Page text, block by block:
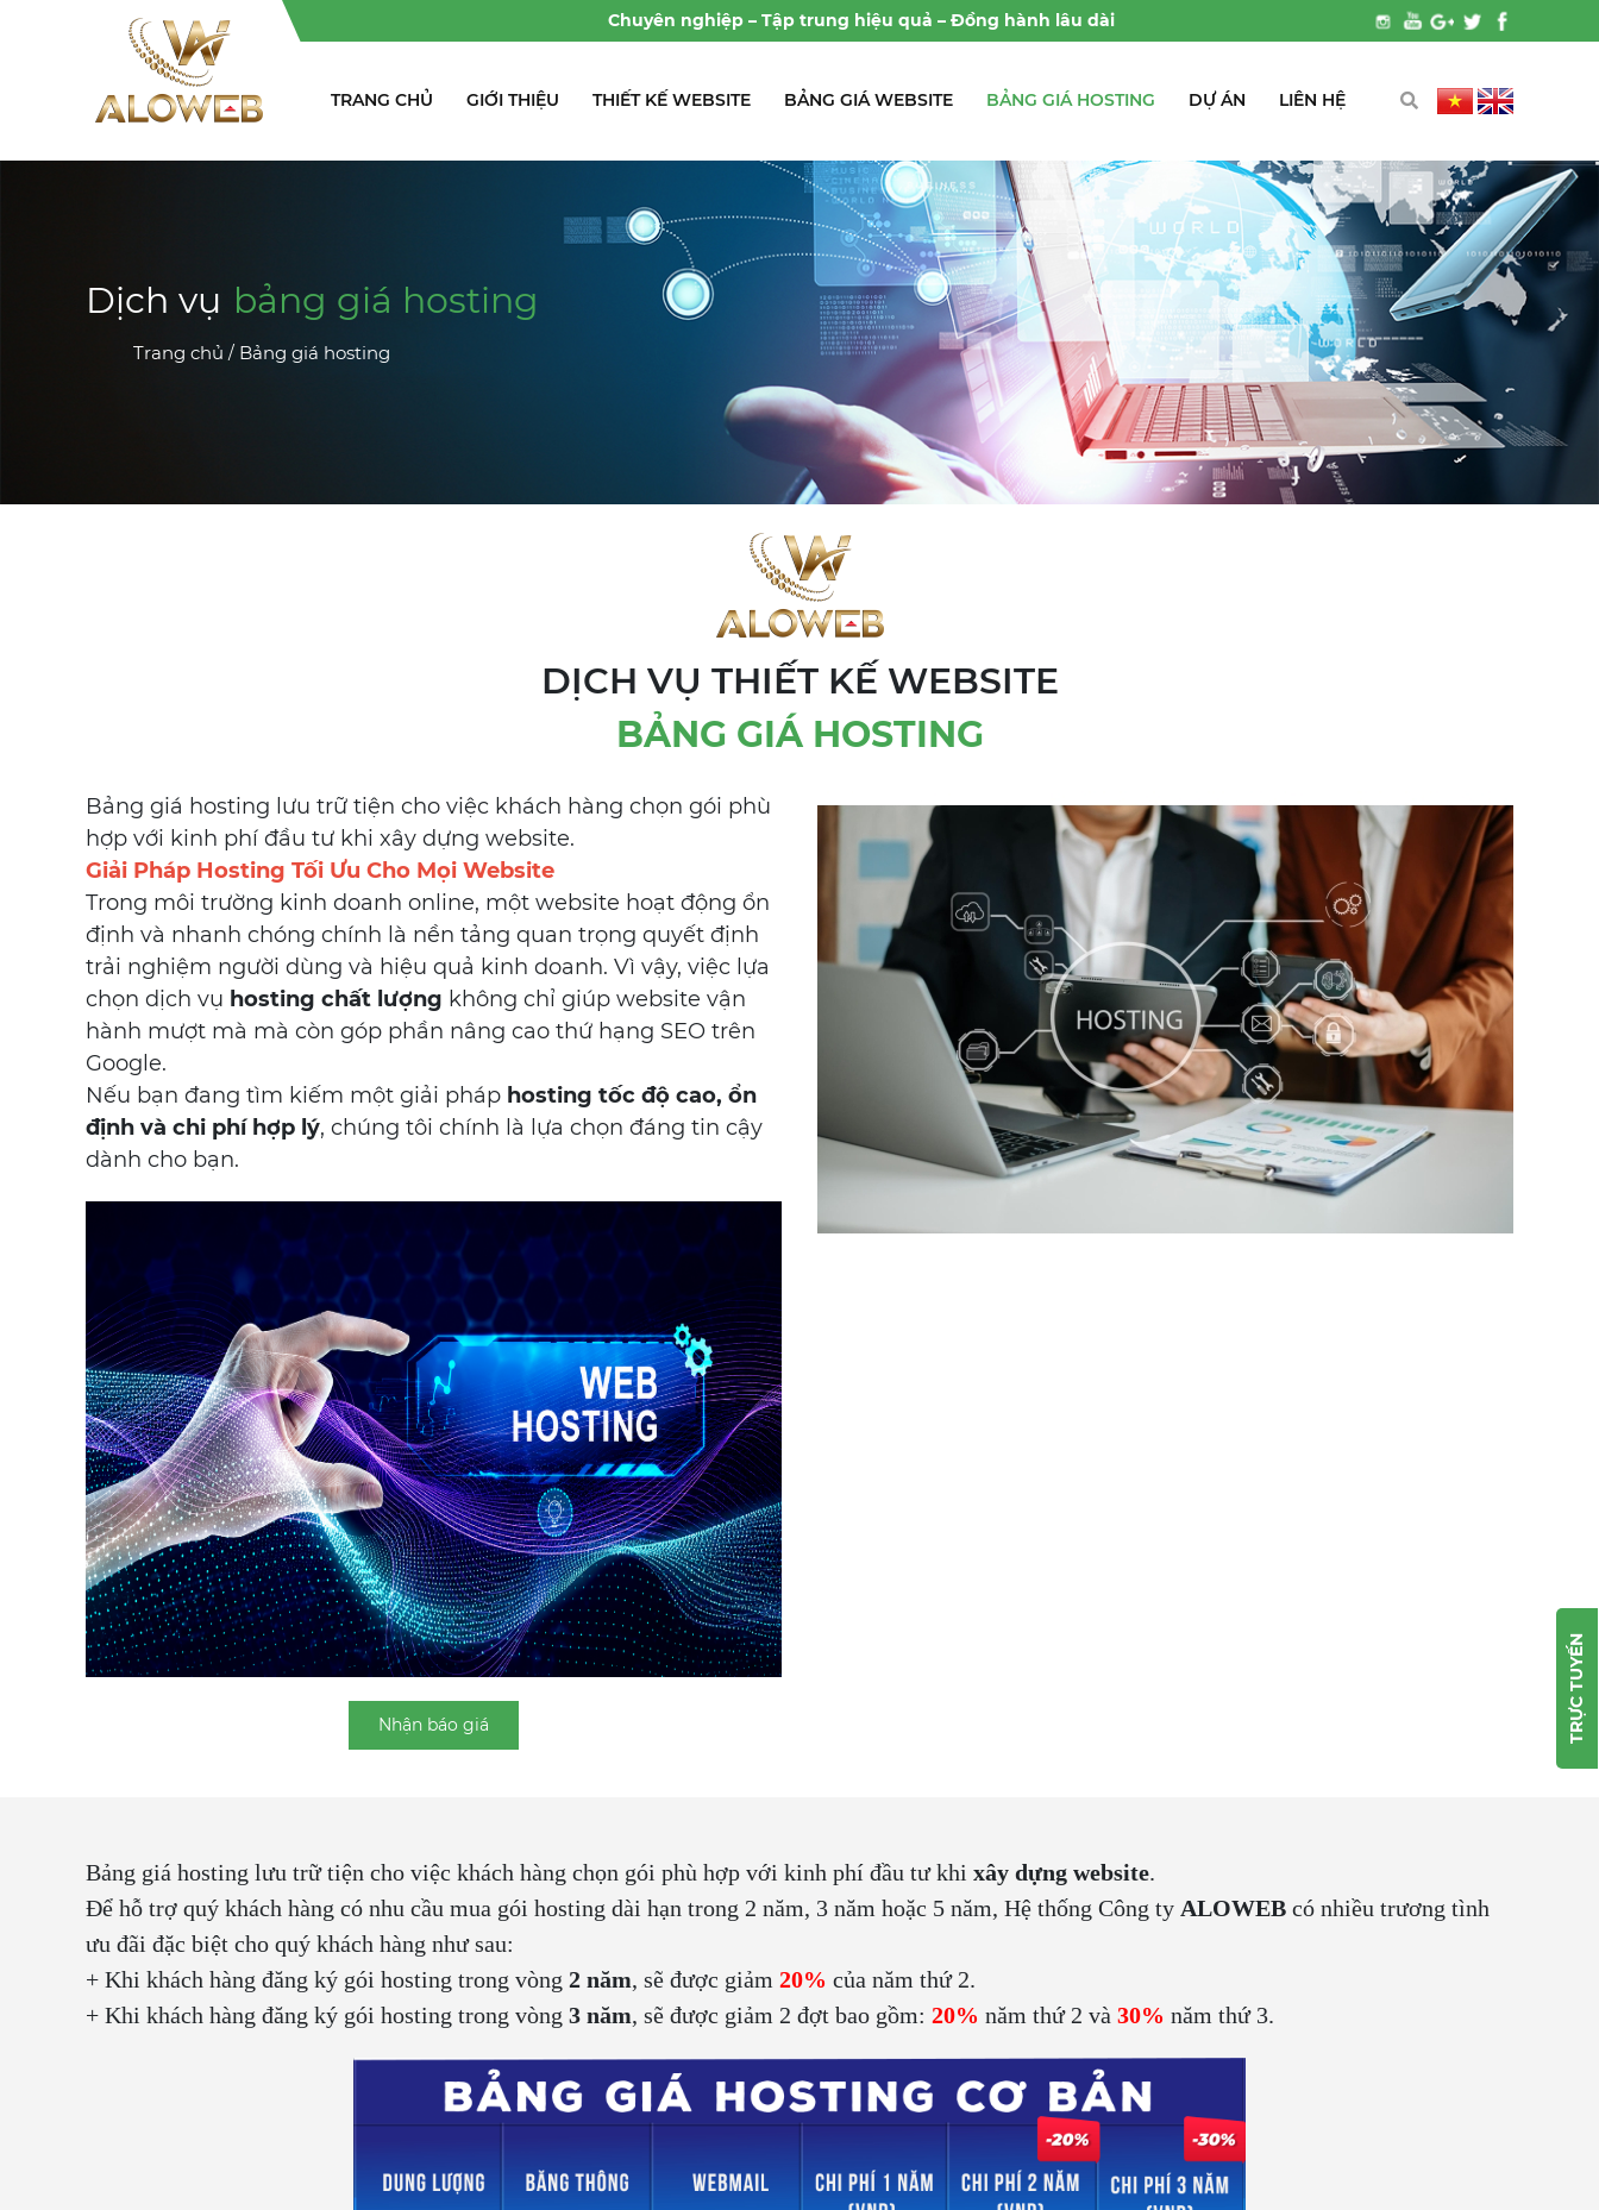
Chuyên nghiệp – Tập trung hiệu quả – Đồng hành lâu dài
TRANG CHỦ GIỚI THIỆU THIẾT KẾ WEBSITE BẢNG GIÁ WEBSITE BẢNG GIÁ HOSTING DỰ ÁN LIÊN HỆ
Dịch vụ bảng giá hosting
Trang chủ / Bảng giá hosting
DỊCH VỤ THIẾT KẾ WEBSITE
BẢNG GIÁ HOSTING
Bảng giá hosting lưu trữ tiện cho việc khách hàng chọn gói phù
hợp với kinh phí đầu tư khi xây dựng website.
Giải Pháp Hosting Tối Ưu Cho Mọi Website
Trong môi trường kinh doanh online, một website hoạt động ổn
định và nhanh chóng chính là nền tảng quan trọng quyết định
trải nghiệm người dùng và hiệu quả kinh doanh. Vì vậy, việc lựa
chọn dịch vụ hosting chất lượng không chỉ giúp website vận
hành mượt mà mà còn góp phần nâng cao thứ hạng SEO trên
Google.
Nếu bạn đang tìm kiếm một giải pháp hosting tốc độ cao, ổn
định và chi phí hợp lý, chúng tôi chính là lựa chọn đáng tin cậy
dành cho bạn.
Nhận báo giá
Bảng giá hosting lưu trữ tiện cho việc khách hàng chọn gói phù hợp với kinh phí đầu tư khi xây dựng website.
Để hỗ trợ quý khách hàng có nhu cầu mua gói hosting dài hạn trong 2 năm, 3 năm hoặc 5 năm, Hệ thống Công ty ALOWEB có nhiều trương tình
ưu đãi đặc biệt cho quý khách hàng như sau:
+ Khi khách hàng đăng ký gói hosting trong vòng 2 năm, sẽ được giảm 20% của năm thứ 2.
+ Khi khách hàng đăng ký gói hosting trong vòng 3 năm, sẽ được giảm 2 đợt bao gồm: 20% năm thứ 2 và 30% năm thứ 3.
TRỰC TUYẾN